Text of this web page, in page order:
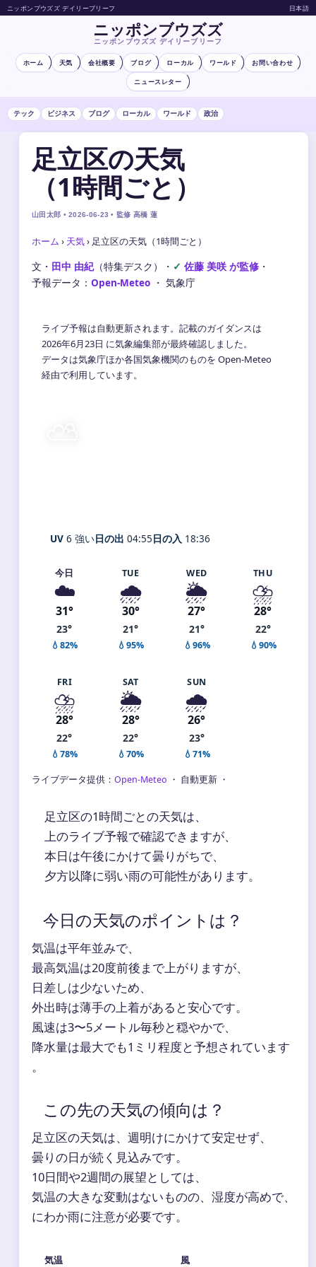
ニッポンブウズズ デイリーブリーフ 日本語
ニッポンブウズズ
ニッポンブウズズ デイリーブリーフ
ホーム 天気 会社概要 ブログ ローカル ワールド お問い合わせ
ニュースレター
テック ビジネス ブログ ローカル ワールド 政治
足立区の天気
（1時間ごと）
山田太郎 • 2026-06-23 • 監修 高橋 蓮
ホーム › 天気› 足立区の天気（1時間ごと）
文・ 田中 由紀（特集デスク） ・ 佐藤 美咲 が監修 ・
予報データ： Open-Meteo ・ 気象庁
ライブ予報は自動更新されます。記載のガイダンスは
2026年6月23日 に気象編集部が最終確認しました。
データは気象庁ほか各国気象機関のものを Open-Meteo
経由で利用しています。
UV 6 強い日の出 04:55日の入 18:36
今日
☁️
31°
23°
💧82%
TUE
🌧️
30°
21°
💧95%
WED
🌦️
27°
21°
💧96%
THU
⛈️
28°
22°
💧90%
FRI
⛈️
28°
22°
💧78%
SAT
🌦️
28°
22°
💧70%
SUN
🌧️
26°
23°
💧71%
ライブデータ提供： Open-Meteo ・ 自動更新 ・
足立区の1時間ごとの天気は、
上のライブ予報で確認できますが、
本日は午後にかけて曇りがちで、
夕方以降に弱い雨の可能性があります。
今日の天気のポイントは？
気温は平年並みで、
最高気温は20度前後まで上がりますが、
日差しは少ないため、
外出時は薄手の上着があると安心です。
風速は3〜5メートル毎秒と穏やかで、
降水量は最大でも1ミリ程度と予想されています
。
この先の天気の傾向は？
足立区の天気は、週明けにかけて安定せず、
曇りの日が続く見込みです。
10日間や2週間の展望としては、
気温の大きな変動はないものの、湿度が高めで、
にわか雨に注意が必要です。
気温 風